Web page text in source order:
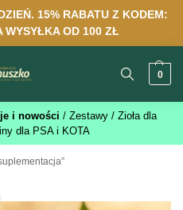
15% RABATU Z KODEM:
WYSYŁKA OD 100 ZŁ
0
i nowości / Zestawy / Zioła dla
dla PSA i KOTA